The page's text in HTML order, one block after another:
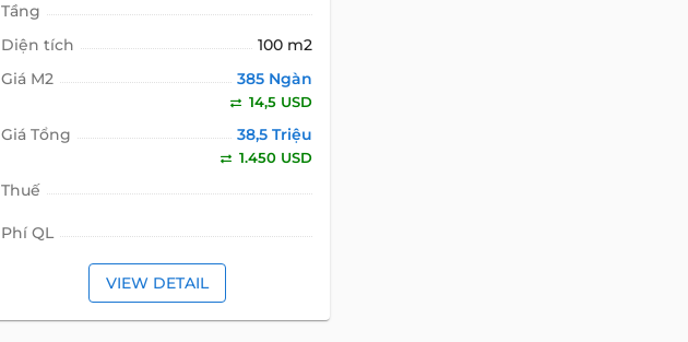
Tầng
Diện tích
100 m2
Giá M2
385 Ngàn
14,5 USD
Giá Tổng 38,5 Triệu
1.450 USD
Thuế
Phí QL
VIEW DETAIL